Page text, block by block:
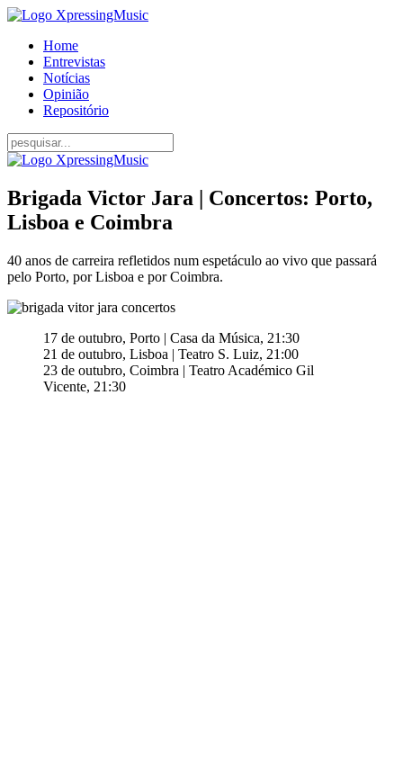
Home
Entrevistas
Notícias
Opinião
Repositório
Brigada Victor Jara | Concertos: Porto,
Lisboa e Coimbra
40 anos de carreira refletidos num espetáculo ao vivo que passará
pelo Porto, por Lisboa e por Coimbra.
17 de outubro, Porto | Casa da Música, 21:30
21 de outubro, Lisboa | Teatro S. Luiz, 21:00
23 de outubro, Coimbra | Teatro Académico Gil
Vicente, 21:30